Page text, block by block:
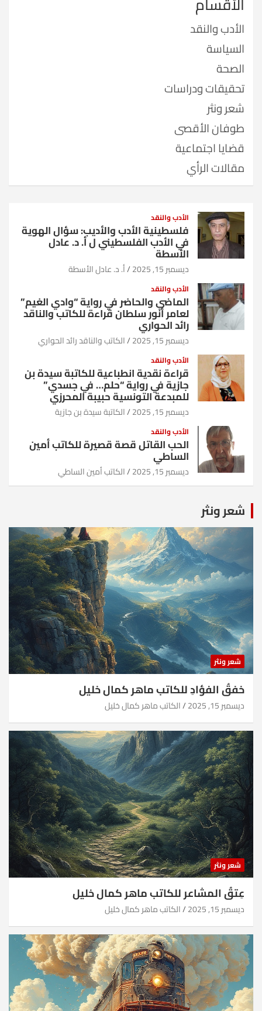
الأدب والنقد
السياسة
الصحة
تحقيقات ودراسات
شعر ونثر
طوفان الأقصى
قضايا اجتماعية
مقالات الرأي
الأدب والنقد
فلسطينية الأدب والأديب: سؤال الهوية
في الأدب الفلسطيني ل أ. د. عادل
الأسطة
ديسمبر 15, 2025 أ. د. عادل الأسطة
الأدب والنقد
الماضي والحاضر في رواية “وادي الغيم”
لعامر أنور سلطان قراءة للكاتب والناقد
رائد الحواري
ديسمبر 15, 2025 الكاتب والناقد رائد الحواري
الأدب والنقد
قراءة نقدية انطباعية للكاتبة سيدة بن
جازية في رواية “حلم… في جسدي”
للمبدعة التونسية حبيبة المحرزي
ديسمبر 15, 2025 الكاتبة سيدة بن جازية
الأدب والنقد
الحب القاتل قصة قصيرة للكاتب أمين
الساطي
ديسمبر 15, 2025 الكاتب أمين الساطي
شعر ونثر
شعر ونثر
خفقُ الفؤادِ للكاتب ماهر كمال خليل
ديسمبر 15, 2025 الكاتب ماهر كمال خليل
شعر ونثر
عِتقُ المشاعر للكاتب ماهر كمال خليل
ديسمبر 15, 2025 الكاتب ماهر كمال خليل